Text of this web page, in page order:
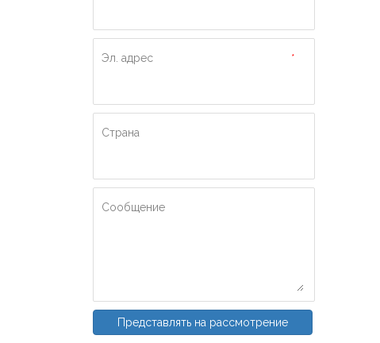
*
Эл. адрес
Страна
Сообщение
Представлять на рассмотрение